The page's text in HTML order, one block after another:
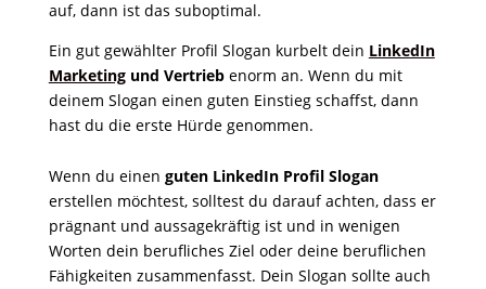
auf, dann ist das suboptimal.
Ein gut gewählter Profil Slogan kurbelt dein LinkedIn
Marketingund Vertriebenorm an. Wenn du mit
deinem Slogan einen guten Einstieg schaffst, dann
hast du die erste Hürde genommen.
Wenn du einen guten LinkedIn Profil Slogan
erstellen möchtest, solltest du darauf achten, dass er
prägnant und aussagekräftig ist und in wenigen
Worten dein berufliches Ziel oder deine beruflichen
Fähigkeiten zusammenfasst. Dein Slogan sollte auch